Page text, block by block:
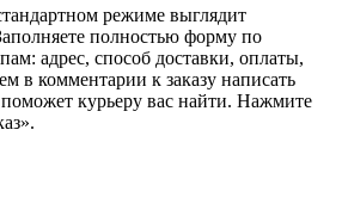
режиме выглядит
полностью форму по
адрес, способ доставки, оплаты,
в комментарии к заказу написать
курьеру вас найти. Нажмите